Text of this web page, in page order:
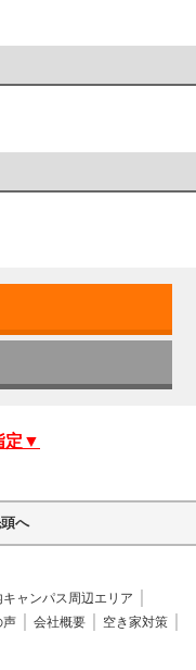
定▼
へ
キャンパス周辺エリア
声 会社概要
空き家対策